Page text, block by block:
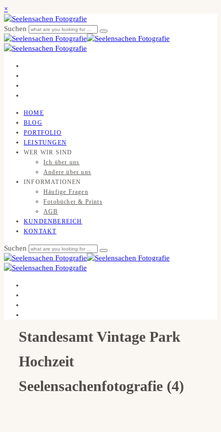
×
Suchen
HOME
BLOG
PORTFOLIO
LEISTUNGEN
WER WIR SIND
Ich über uns
Andere über uns
INFORMATIONEN
Häufige Fragen
Fotobücher & Prints
AGB
KUNDENBEREICH
KONTAKT
Suchen
Standesamt Vintage Park
Hochzeit
Seelensachenfotografie (4)